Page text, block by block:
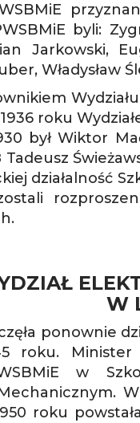
byli:
Jarkowski,
Władysław
roku
był Wiktor
Tadeusz
działalność
W
ponownie
roku.
w
roku